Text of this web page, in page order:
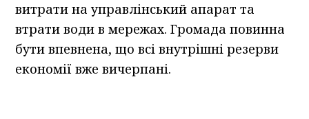
витрати на управлінський апарат та
втрати води в мережах. Громада повинна
бути впевнена, що всі внутрішні резерви
економії вже вичерпані.